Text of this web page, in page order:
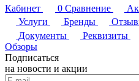
Кабинет
0 Сравнение
Услуги
Бренды
Документы
Реквизиты
Обзоры
Подписаться
на новости и акции